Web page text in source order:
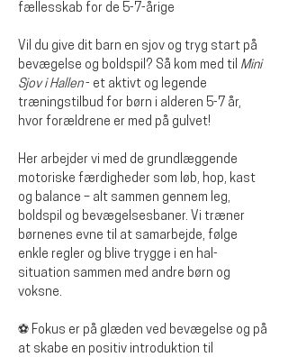
fællesskab for de 5-7-årige
Vil du give dit barn en sjov og tryg start på
bevægelse og boldspil? Så kom med til Mini
Sjov i Hallen - et aktivt og legende
træningstilbud for børn i alderen 5-7 år,
hvor forældrene er med på gulvet!
Her arbejder vi med de grundlæggende
motoriske færdigheder som løb, hop, kast
og balance – alt sammen gennem leg,
boldspil og bevægelsesbaner. Vi træner
børnenes evne til at samarbejde, følge
enkle regler og blive trygge i en hal-
situation sammen med andre børn og
voksne.
⚽ Fokus er på glæden ved bevægelse og på
at skabe en positiv introduktion til